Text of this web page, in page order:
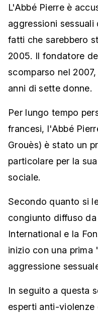
L'Abbé Pierre è
aggressioni
fatti che sarebbero
2005. Il fondatore
scomparso nel
anni di sette donne.
Per lungo tempo
francesi, l'Abbé
Grouès) è stato un
particolare per la
sociale.
Secondo quanto si
congiunto diffuso da
International e la
inizio con una prima
aggressione
In seguito a questa
esperti anti-violenze